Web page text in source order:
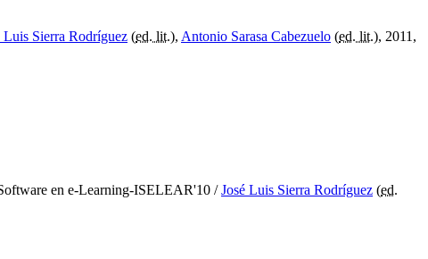
Luis Sierra Rodríguez (ed. lit.), Antonio Sarasa Cabezuelo (ed. lit.), 2011,
en e-Learning-ISELEAR'10 /José Luis Sierra Rodríguez (ed.